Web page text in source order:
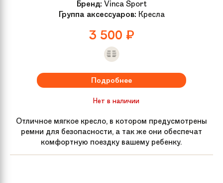
Бренд: Vinca Sport
Группа аксессуаров: Кресла
3 500 ₽
Подробнее
Нет в наличии
Отличное мягкое кресло, в котором предусмотрены
ремни для безопасности, а так же они обеспечат
комфортную поездку вашему ребенку.